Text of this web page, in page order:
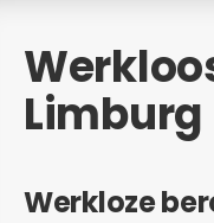
Limburg
Werkloze